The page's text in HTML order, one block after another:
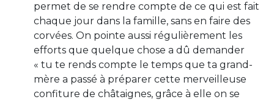
permet de se rendre compte de ce qui est fait
chaque jour dans la famille, sans en faire des
corvées. On pointe aussi régulièrement les
efforts que quelque chose a dû demander
« tu te rends compte le temps que ta grand-
mère a passé à préparer cette merveilleuse
confiture de châtaignes, grâce à elle on se